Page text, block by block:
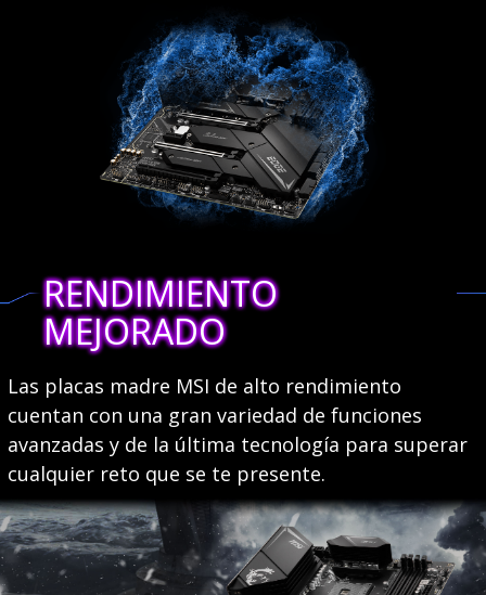
RENDIMIENTO
MEJORADO
Las placas madre MSI de alto rendimiento
cuentan con una gran variedad de funciones
avanzadas y de la última tecnología para superar
cualquier reto que se te presente.